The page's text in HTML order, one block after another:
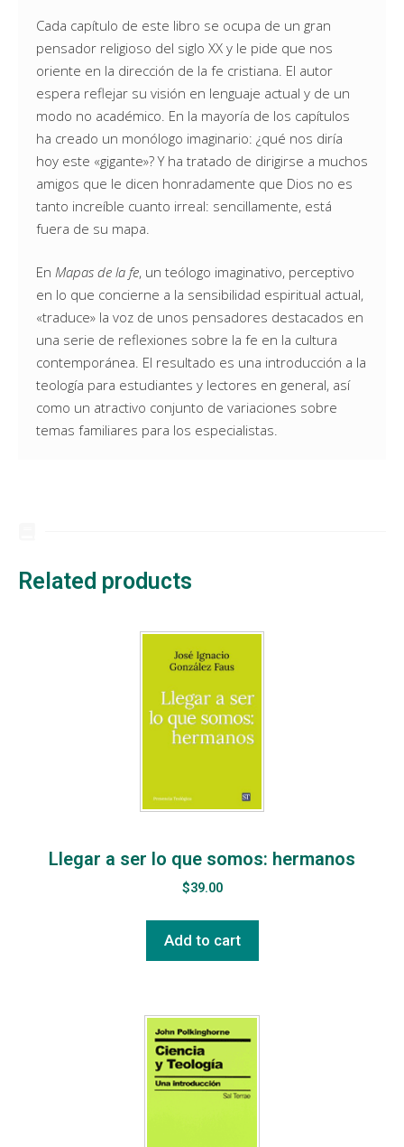
Cada capítulo de este libro se ocupa de un gran
pensador religioso del siglo XX y le pide que nos
oriente en la dirección de la fe cristiana. El autor
espera reflejar su visión en lenguaje actual y de un
modo no académico. En la mayoría de los capítulos
ha creado un monólogo imaginario: ¿qué nos diría
hoy este «gigante»? Y ha tratado de dirigirse a muchos
amigos que le dicen honradamente que Dios no es
tanto increíble cuanto irreal: sencillamente, está
fuera de su mapa.
En Mapas de la fe, un teólogo imaginativo, perceptivo
en lo que concierne a la sensibilidad espiritual actual,
«traduce» la voz de unos pensadores destacados en
una serie de reflexiones sobre la fe en la cultura
contemporánea. El resultado es una introducción a la
teología para estudiantes y lectores en general, así
como un atractivo conjunto de variaciones sobre
temas familiares para los especialistas.
Related products
Llegar a ser lo que somos: hermanos
$39.00
Add to cart